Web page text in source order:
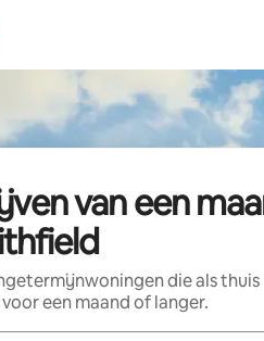
van een
die als thuis
een maand of langer.